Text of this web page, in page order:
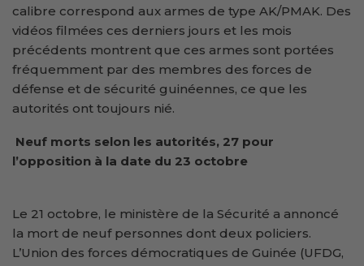
calibre correspond aux armes de type AK/PMAK. Des
vidéos filmées ces derniers jours et les mois
précédents montrent que ces armes sont portées
fréquemment par des membres des forces de
défense et de sécurité guinéennes, ce que les
autorités ont toujours nié.
Neuf morts selon les autorités, 27 pour
l’opposition à la date du 23 octobre
Le 21 octobre, le ministère de la Sécurité a annoncé
la mort de neuf personnes dont deux policiers.
L’Union des forces démocratiques de Guinée (UFDG,